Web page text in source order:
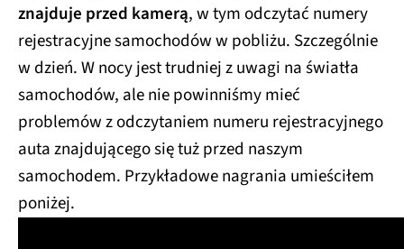
znajduje przed kamerą, w tym odczytać numery
rejestracyjne samochodów w pobliżu. Szczególnie
w dzień. W nocy jest trudniej z uwagi na światła
samochodów, ale nie powinniśmy mieć
problemów z odczytaniem numeru rejestracyjnego
auta znajdującego się tuż przed naszym
samochodem. Przykładowe nagrania umieściłem
poniżej.